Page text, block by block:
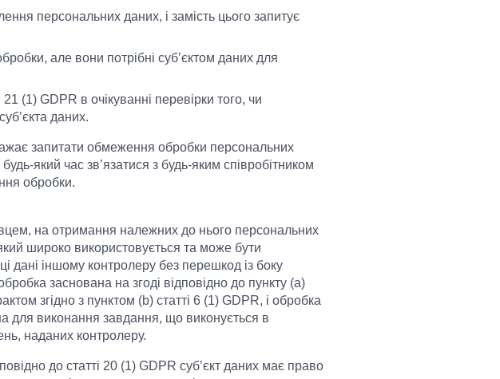
персональних даних, і замість цього запитує
але вони потрібні суб’єктом даних для
(1) GDPR в очікуванні перевірки того, чи
даних.
запитати обмеження обробки персональних
який час зв’язатися з будь-яким співробітником
обробки.
на отримання належних до нього персональних
широко використовується та може бути
дані іншому контролеру без перешкод із боку
заснована на згоді відповідно до пункту (а)
згідно з пунктом (b) статті 6 (1) GDPR, і обробка
для виконання завдання, що виконується в
наданих контролеру.
до статті 20 (1) GDPR суб’єкт даних має право